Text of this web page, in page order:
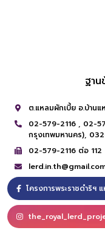
ฐา
ต.แหลมผักเบี้ย อ.บ้านแ
02-579-2116 , 02-
กรุงเทพมหานคร),
02-579-2116 ต่อ 112
โครงการพระราชดำริฯ